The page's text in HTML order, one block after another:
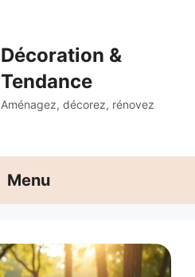
Décoration &
Tendance
Aménagez, décorez, rénovez
Menu